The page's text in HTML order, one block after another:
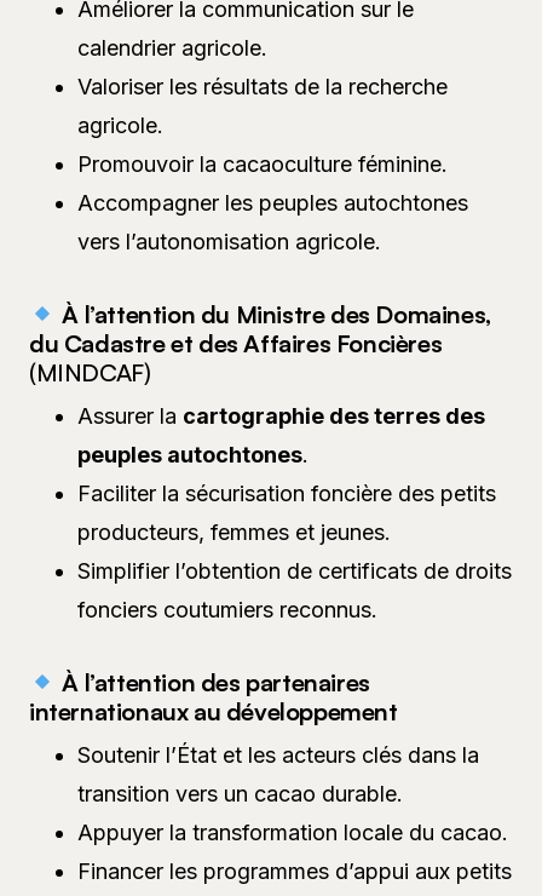
Améliorer la communication sur le
calendrier agricole.
Valoriser les résultats de la recherche
agricole.
Promouvoir la cacaoculture féminine.
Accompagner les peuples autochtones
vers l’autonomisation agricole.
À l’attention du Ministre des Domaines,
du Cadastre et des Affaires Foncières
(MINDCAF)
Assurer la cartographie des terres des
peuples autochtones.
Faciliter la sécurisation foncière des petits
producteurs, femmes et jeunes.
Simplifier l’obtention de certificats de droits
fonciers coutumiers reconnus.
À l’attention des partenaires
internationaux au développement
Soutenir l’État et les acteurs clés dans la
transition vers un cacao durable.
Appuyer la transformation locale du cacao.
Financer les programmes d’appui aux petits